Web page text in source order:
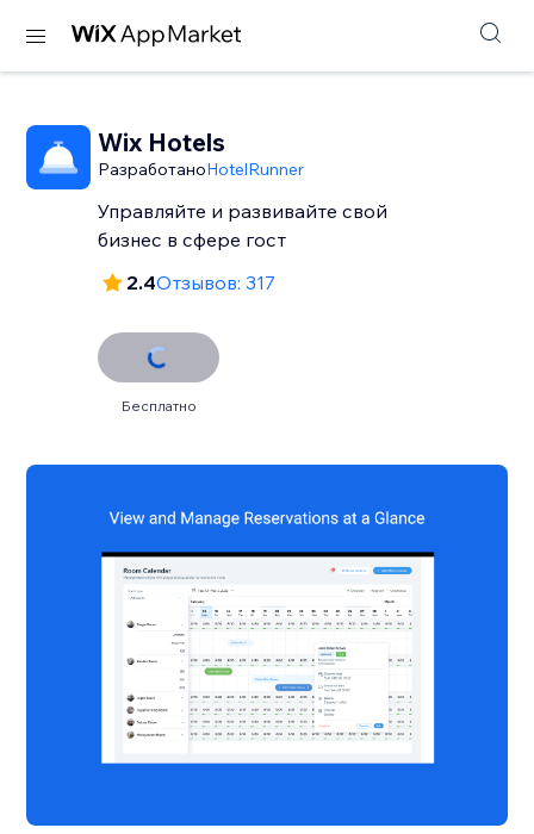
Wix Hotels
РазработаноHotelRunner
Управляйте и развивайте свой
бизнес в сфере гост
2.4Отзывов: 317
Бесплатно